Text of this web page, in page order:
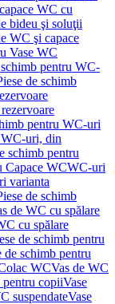
WC cu
bideu şi soluţii
WC şi capace
Vase WC
schimb pentru WC-
de schimb
pentru WC-uri
WC-uri, din
schimb pentru
Capace WCWC-uri
varianta
de schimb
de WC cu spălare
cu spălare
de schimb pentru
de schimb pentru
WCVas de WC
pentru copiiVase
suspendateVase